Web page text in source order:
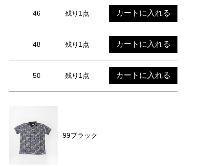
46 残り1点 カートに入れる
48 残り1点 カートに入れる
50 残り1点 カートに入れる
99ブラック